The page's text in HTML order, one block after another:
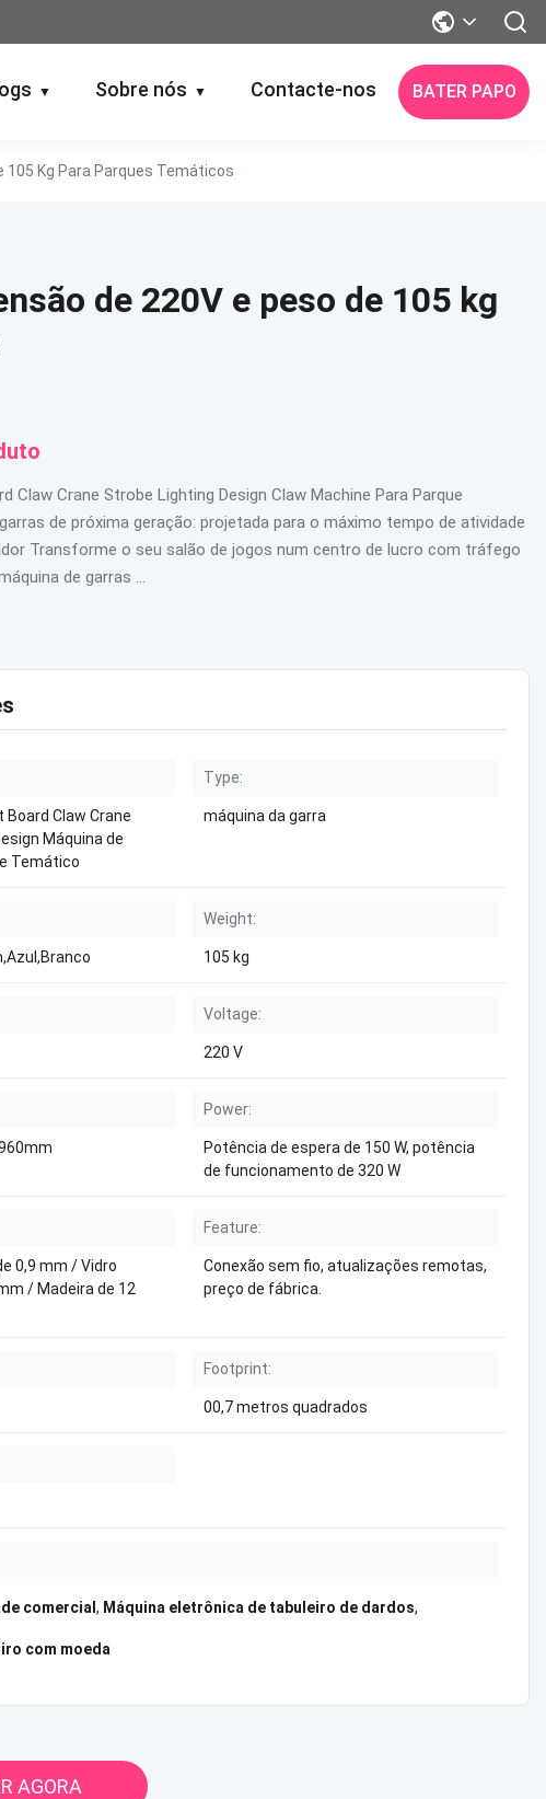
▼ Sobre nós ▼ Contacte-nos BATER PAPO
105 Kg Para Parques Temáticos
de 220V e peso de 105 kg
Claw Crane Strobe Lighting Design Claw Machine Para Parque
de próxima geração: projetada para o máximo tempo de atividade
Transforme o seu salão de jogos num centro de lucro com tráfego
de garras ...
Claw Crane
Máquina de
Temático
Type:
máquina da garra
Weight:
105 kg
Voltage:
220 V
Power:
Potência de espera de 150 W, potência
de funcionamento de 320 W
0,9 mm / Vidro
/ Madeira de 12
Feature:
Conexão sem fio, atualizações remotas,
preço de fábrica.
Footprint:
00,7 metros quadrados
comercial , Máquina eletrônica de tabuleiro de dardos,
com moeda
AGORA